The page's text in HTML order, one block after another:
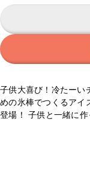
子供大喜び！冷たーい
めの氷棒でつくるアイ
登場！ 子供と一緒に作